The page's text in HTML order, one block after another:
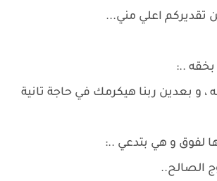
تقديركم اعلي مني...
..:
، و بعدين ربنا هيكرمك في حاجة تانية
لفوق و هي بتدعي ..:
الصالح..